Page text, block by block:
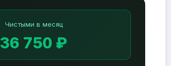
Чистыми в месяц
36 750 ₽